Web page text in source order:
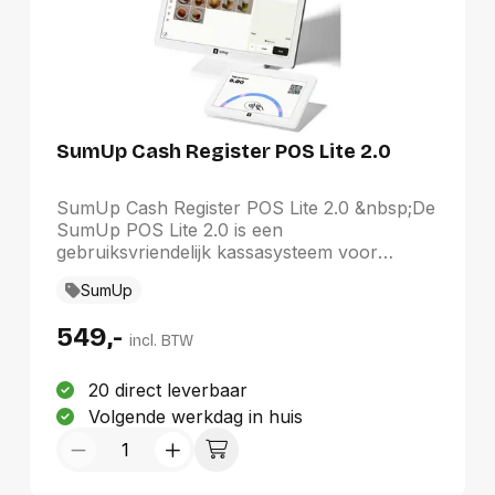
per betaling, zonder abonnementskosten,
maandelijkse verplichtingen of verborgen
SumUp Cash Register POS Lite 2.0
SumUp Cash Register POS Lite 2.0 &nbsp;De
SumUp POS Lite 2.0 is een
gebruiksvriendelijk kassasysteem voor
ondernemingen met een vaste verkoopbalie.
eenvoudig producten, bestellingen en
omgeving. &nbsp; Snel en eenvoudig
afrekenen Selecteer producten direct op het
scherm, stel bestellingen samen en laat
klanten snel afrekenen. Door een compatibel
SumUp
549,- incl. BTW
20 direct leverbaar
Volgende werkdag in huis